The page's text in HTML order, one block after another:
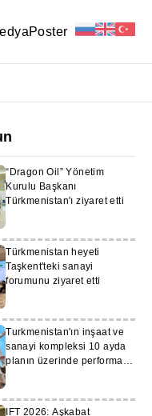
Poster
“Dragon Oil” Yönetim
Kurulu Başkanı
Türkmenistan'ı ziyaret etti
Türkmenistan heyeti
Taşkent'teki sanayi
forumunu ziyaret etti
Turkmenistan'ın inşaat ve
sanayi kompleksi 10 ayda
planın üzerinde performans
IFT 2026: Aşkabat